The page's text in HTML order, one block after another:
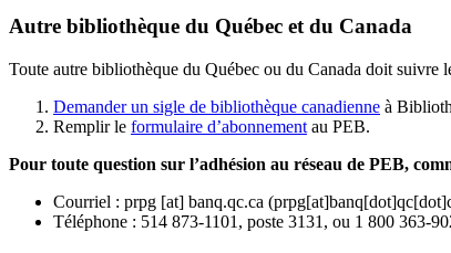
Autre bibliothèque du Québec et du Canada
Toute autre bibliothèque du Québec ou du Canada doit suivre
Demander un sigle de bibliothèque canadienne à
Remplir le formulaire d’abonnement au PEB.
Pour toute question sur l’adhésion au réseau de PEB,
Courriel : prpg [at] banq.qc.ca (
Téléphone : 514 873-1101, poste 3131, ou 1 800 363-